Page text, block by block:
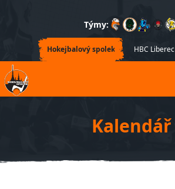
Týmy:
Hokejbalový spolek HBC Liberec
Kalendář